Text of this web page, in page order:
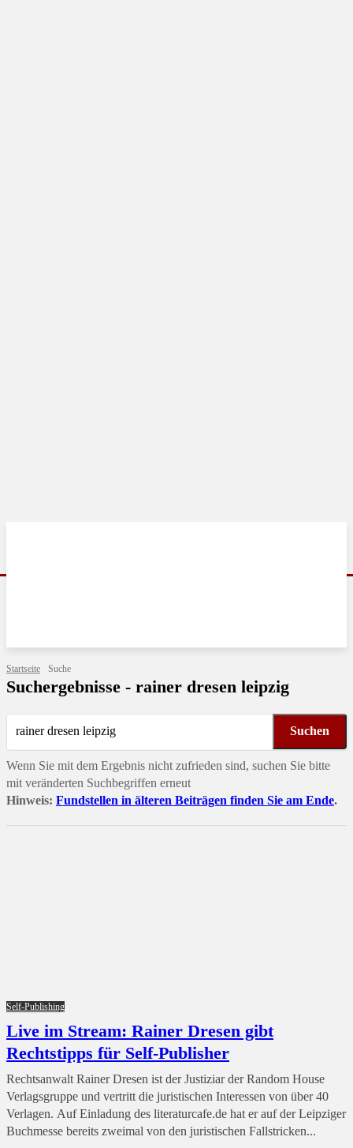
Startseite Suche
Suchergebnisse - rainer dresen leipzig
Suchen
Wenn Sie mit dem Ergebnis nicht zufrieden sind, suchen Sie bitte
mit veränderten Suchbegriffen erneut
Hinweis: Fundstellen in älteren Beiträgen finden Sie am Ende.
Self-Publishing
Live im Stream: Rainer Dresen gibt
Rechtstipps für Self-Publisher
Rechtsanwalt Rainer Dresen ist der Justiziar der Random House
Verlagsgruppe und vertritt die juristischen Interessen von über 40
Verlagen. Auf Einladung des literaturcafe.de hat er auf der Leipziger
Buchmesse bereits zweimal von den juristischen Fallstricken...